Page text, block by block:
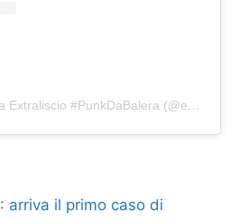
Un post condiviso da Extraliscio #PunkDaBalera (@extraliscio)
arriva il primo caso di